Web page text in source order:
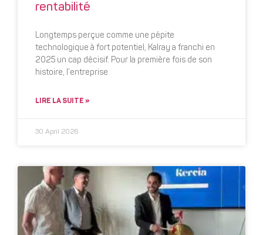
rentabilité
Longtemps perçue comme une pépite
technologique à fort potentiel, Kalray a franchi en
2025 un cap décisif. Pour la première fois de son
histoire, l’entreprise
LIRE LA SUITE »
30 April 2026